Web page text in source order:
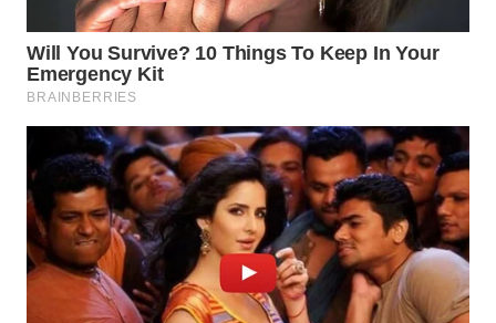
PAKPAK
WN
KARAWANG
WN
BEKASI
WN
BOGOR
WN